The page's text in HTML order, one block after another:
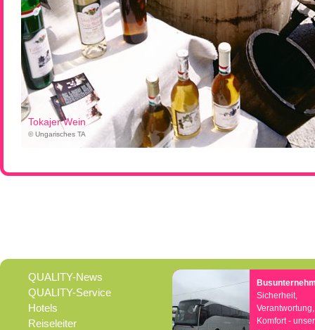
Tokajer Wein
© Ungarisches TA
QUALITY-News
QUALITY-Service
Hotels
Reiseleiter
Sicherheit,
Verantwortung,
Komfort -